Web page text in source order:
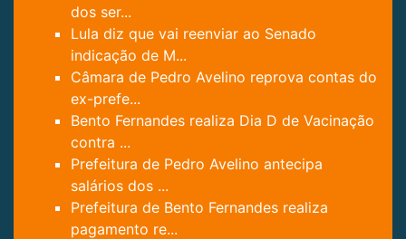
dos ser...
Lula diz que vai reenviar ao Senado
indicação de M...
Câmara de Pedro Avelino reprova contas do
ex-prefe...
Bento Fernandes realiza Dia D de Vacinação
contra ...
Prefeitura de Pedro Avelino antecipa
salários dos ...
Prefeitura de Bento Fernandes realiza
pagamento re...